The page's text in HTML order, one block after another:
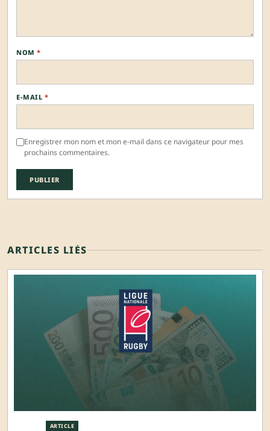
NOM *
E-MAIL *
Enregistrer mon nom et mon e-mail dans ce navigateur pour mes
prochains commentaires.
ARTICLES LIÉS
ARTICLE